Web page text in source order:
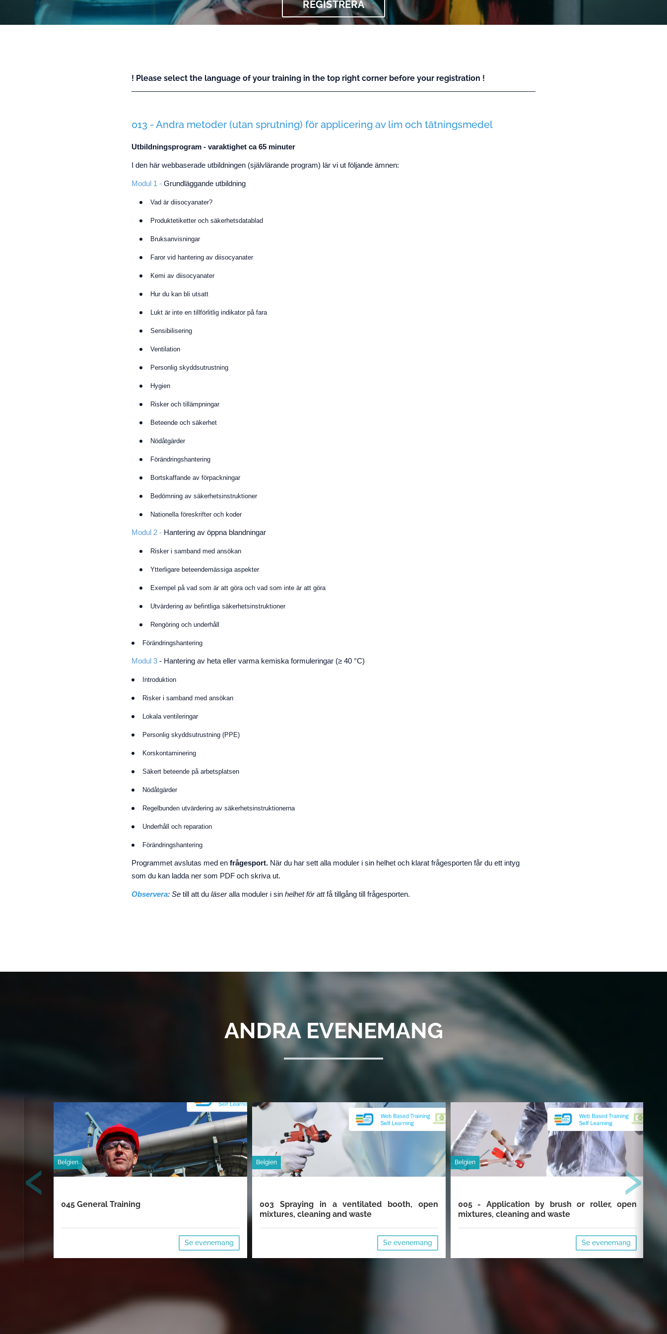
REGISTRERA
! Please select the language of your training in the top right corner before your registration !
013 - Andra metoder (utan sprutning) för applicering av lim och tätningsmedel
Utbildningsprogram - varaktighet ca 65 minuter
I den här webbaserade utbildningen (självlärande program) lär vi ut följande ämnen:
Modul 1 -Grundläggande utbildning
Vad är diisocyanater?
Produktetiketter och säkerhetsdatablad
Bruksanvisningar
Faror vid hantering av diisocyanater
Kemi av diisocyanater
Hur du kan bli utsatt
Lukt är inte en tillförlitlig indikator på fara
Sensibilisering
Ventilation
Personlig skyddsutrustning
Hygien
Risker och tillämpningar
Beteende och säkerhet
Nödåtgärder
Förändringshantering
Bortskaffande av förpackningar
Bedömning av säkerhetsinstruktioner
Nationella föreskrifter och koder
Modul 2 - Hantering av öppna blandningar
Risker i samband med ansökan
Ytterligare beteendemässiga aspekter
Exempel på vad som är att göra och vad som inte är att göra
Utvärdering av befintliga säkerhetsinstruktioner
Rengöring och underhåll
Förändringshantering
Modul 3- Hantering av heta eller varma kemiska formuleringar (≥ 40 °C)
Introduktion
Risker i samband med ansökan
Lokala ventileringar
Personlig skyddsutrustning (PPE)
Korskontaminering
Säkert beteende på arbetsplatsen
Nödåtgärder
Regelbunden utvärdering av säkerhetsinstruktionerna
Underhåll och reparation
Förändringshantering
Programmet avslutas med enfrågesport. När du har sett alla moduler i sin helhet och klarat frågesporten får du ett intyg
som du kan ladda ner som PDF och skriva ut.
Observera: Setill att duläseralla moduler i sinhelhet för attfå tillgång till frågesporten.
ANDRA EVENEMANG
Belgien
045 General Training
Se evenemang
Belgien
003 Spraying in a ventilated booth, open
mixtures, cleaning and waste
Se evenemang
Belgien
005 - Application by brush or roller, open
mixtures, cleaning and waste
Se evenemang
‹ ›